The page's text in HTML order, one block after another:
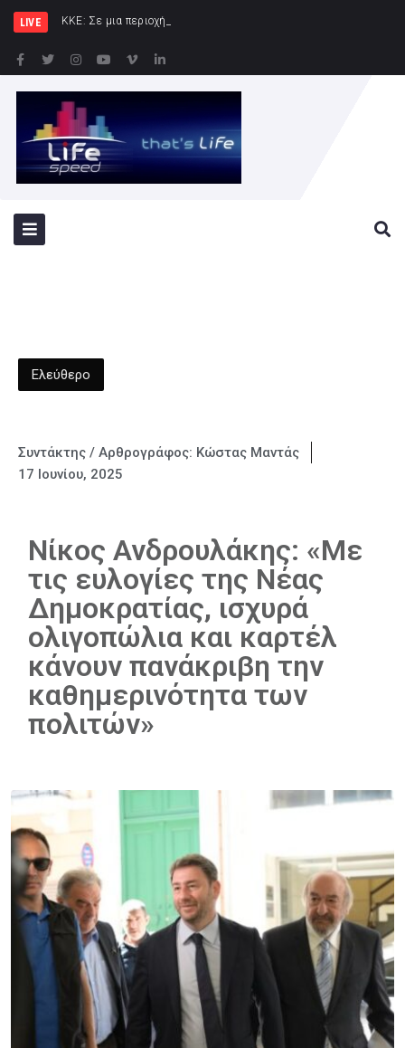
LIVE ΚΚΕ: Σε μια περιοχή που ήδη φλέγεται το
Ελεύθερο
Συντάκτης / Αρθρογράφος: Κώστας Μαντάς
17 Ιουνίου, 2025
Νίκος Ανδρουλάκης: «Με
τις ευλογίες της Νέας
Δημοκρατίας, ισχυρά
ολιγοπώλια και καρτέλ
κάνουν πανάκριβη την
καθημερινότητα των
πολιτών»